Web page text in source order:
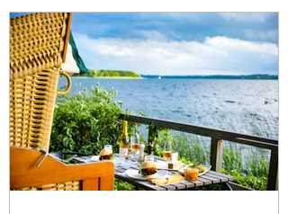
Erlebnissen, einer guten Portion frischer
Seeluft und einer Menge sehr lieber
Menschen überrascht. Und ja, auch der
Wind hat uns herzlich begrüßt.